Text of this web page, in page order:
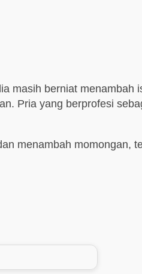
masih berniat menambah
Pria yang berprofesi
menambah momongan,